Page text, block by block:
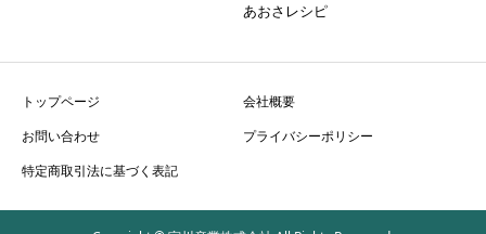
あおさレシピ
トップページ
会社概要
お問い合わせ
プライバシーポリシー
特定商取引法に基づく表記